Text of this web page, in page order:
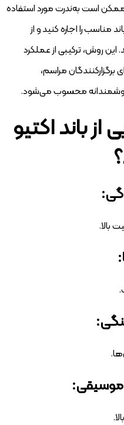
است به‌ندرت مورد استفاده
مناسب را اجاره کنید و از
روش، ترکیبی از عملکرد
مراسم،
هوشمندانه محسوب می‌شود.
باند اکتیو
بالا.
موسیقی: